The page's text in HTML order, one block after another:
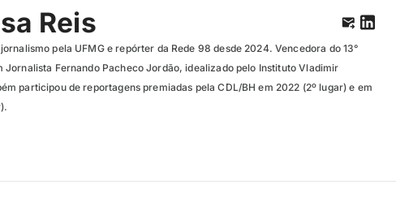
Reis
pela UFMG e repórter da Rede 98 desde 2024. Vencedora do 13°
Jornalista Fernando Pacheco Jordão, idealizado pelo Instituto Vladimir
participou de reportagens premiadas pela CDL/BH em 2022 (2º lugar) e em